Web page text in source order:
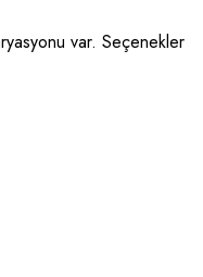
var. Seçenekler